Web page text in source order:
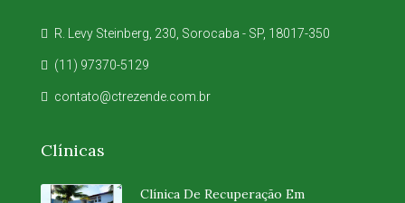
R. Levy Steinberg, 230, Sorocaba - SP, 18017-350
(11) 97370-5129
contato@ctrezende.com.br
Clínicas
Clínica De Recuperação Em